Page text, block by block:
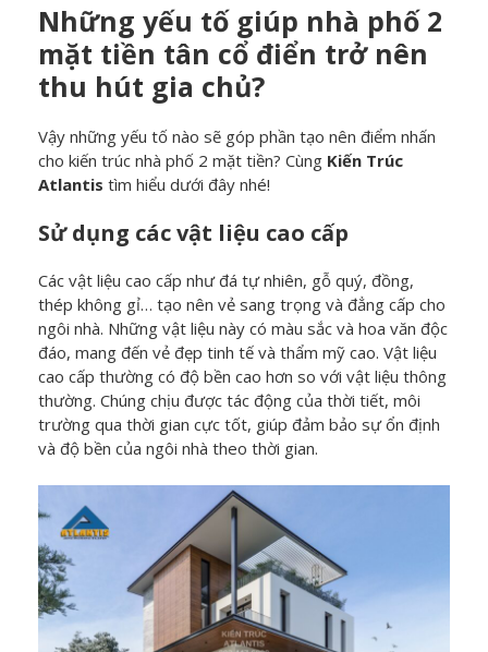
Những yếu tố giúp nhà phố 2
mặt tiền tân cổ điển trở nên
thu hút gia chủ?
Vậy những yếu tố nào sẽ góp phần tạo nên điểm nhấn
cho kiến trúc nhà phố 2 mặt tiền? Cùng Kiến Trúc
Atlantis tìm hiểu dưới đây nhé!
Sử dụng các vật liệu cao cấp
Các vật liệu cao cấp như đá tự nhiên, gỗ quý, đồng,
thép không gỉ… tạo nên vẻ sang trọng và đẳng cấp cho
ngôi nhà. Những vật liệu này có màu sắc và hoa văn độc
đáo, mang đến vẻ đẹp tinh tế và thẩm mỹ cao. Vật liệu
cao cấp thường có độ bền cao hơn so với vật liệu thông
thường. Chúng chịu được tác động của thời tiết, môi
trường qua thời gian cực tốt, giúp đảm bảo sự ổn định
và độ bền của ngôi nhà theo thời gian.